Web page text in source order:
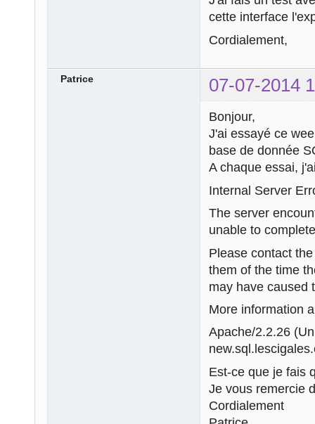
cette interface
Cordialement,
Patrice 07-07-2014
Bonjour,
J'ai essayé ce
base de donnée
A chaque essai,
Internal Server
The server
unable to
Please contact
them of the time
may have caused
More information
Apache/2.2.26
Est-ce que je fais
Je vous remercie
Cordialement